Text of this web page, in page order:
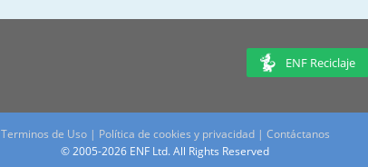
ENF Reciclaje
Terminos de Uso| Política de cookies y privacidad| Contáctanos
© 2005-2026 ENF Ltd. All Rights Reserved